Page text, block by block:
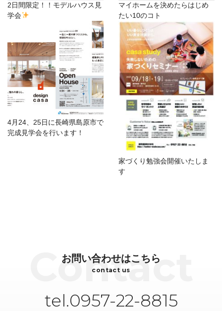
2日間限定！！モデルハウス見
学会
マイホームを決めたらはじめ
たい10のコト
4月24、25日に長崎県島原市で
完成見学会を行います！
家づくり勉強会開催いたしま
す
お問い合わせはこちら
contact us
tel.0957-22-8815